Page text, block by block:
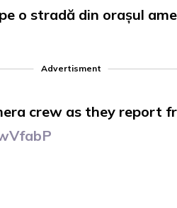
o stradă din orașul
Advertisment
crew as they report